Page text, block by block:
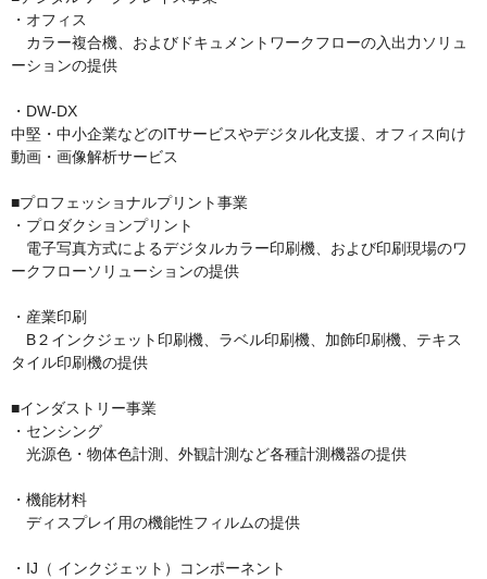
・オフィス
カラー複合機、およびドキュメントワークフローの入出力ソリュ
ーションの提供
・DW-DX
中堅・中小企業などのITサービスやデジタル化支援、オフィス向け
動画・画像解析サービス
■プロフェッショナルプリント事業
・プロダクションプリント
電子写真方式によるデジタルカラー印刷機、および印刷現場のワ
ークフローソリューションの提供
・産業印刷
B２インクジェット印刷機、ラベル印刷機、加飾印刷機、テキス
タイル印刷機の提供
■インダストリー事業
・センシング
光源色・物体色計測、外観計測など各種計測機器の提供
・機能材料
ディスプレイ用の機能性フィルムの提供
・IJ（ インクジェット）コンポーネント